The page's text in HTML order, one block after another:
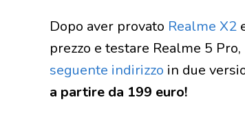
Dopo aver provato Realme X2
prezzo e testare Realme 5
seguente indirizzo in due
a partire da 199 euro!